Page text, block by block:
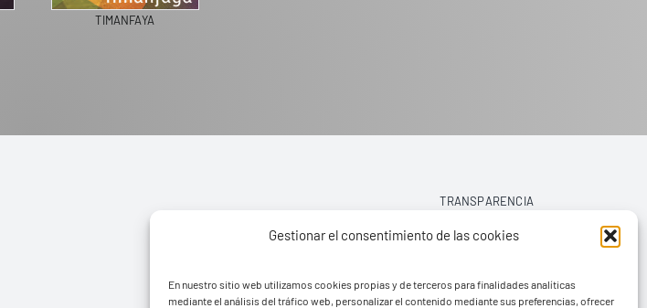
Gestionar el consentimiento de las cookies
En nuestro sitio web utilizamos cookies propias y de terceros para finalidades analíticas
mediante el análisis del tráfico web, personalizar el contenido mediante sus preferencias, ofrecer
TIMANFAYA
TRANSPARENCIA
AVISO LEGAL
POLÍTICA DE PRIVACIDAD